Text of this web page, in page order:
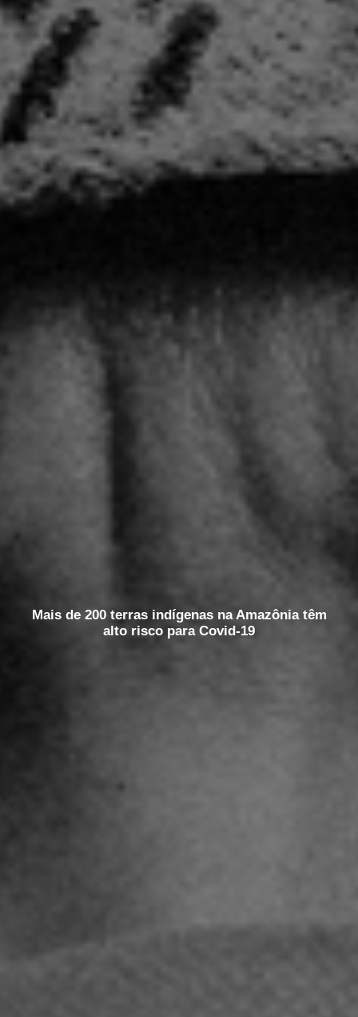
Mais de 200 terras indígenas na Amazônia têm
alto risco para Covid-19